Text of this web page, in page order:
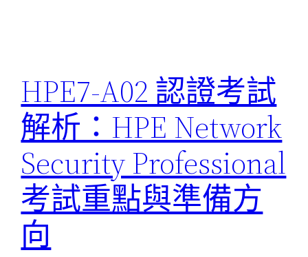
HPE7-A02 認證考試
解析：HPE Network
Security Professional
考試重點與準備方
向